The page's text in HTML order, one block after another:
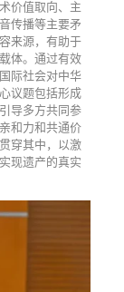
价值取向、主
传播等主要矛
来源，有助于
体。通过有效
际社会对中华
议题包括形成
导多方共同参
和力和共通价
穿其中，以激
现遗产的真实